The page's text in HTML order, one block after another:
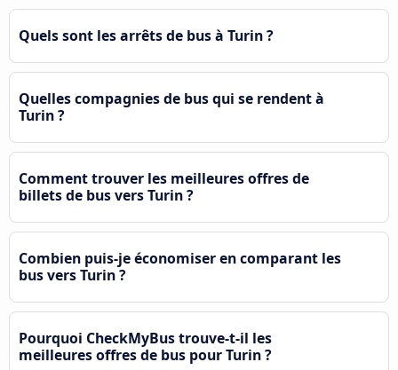
Quels sont les arrêts de bus à Turin ?
Quelles compagnies de bus qui se rendent à
Turin ?
Comment trouver les meilleures offres de
billets de bus vers Turin ?
Combien puis-je économiser en comparant les
bus vers Turin ?
Pourquoi CheckMyBus trouve-t-il les
meilleures offres de bus pour Turin ?